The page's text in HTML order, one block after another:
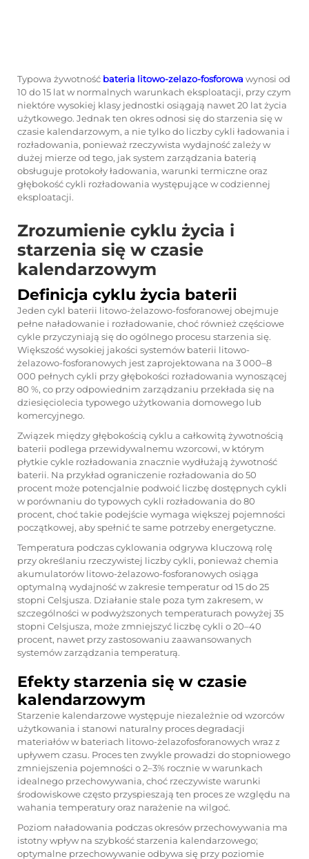
Typowa żywotność bateria litowo-zelazo-fosforowa wynosi od
10 do 15 lat w normalnych warunkach eksploatacji, przy czym
niektóre wysokiej klasy jednostki osiągają nawet 20 lat życia
użytkowego. Jednak ten okres odnosi się do starzenia się w
czasie kalendarzowym, a nie tylko do liczby cykli ładowania i
rozładowania, ponieważ rzeczywista wydajność zależy w
dużej mierze od tego, jak system zarządzania baterią
obsługuje protokoły ładowania, warunki termiczne oraz
głębokość cykli rozładowania występujące w codziennej
eksploatacji.
Zrozumienie cyklu życia i
starzenia się w czasie
kalendarzowym
Definicja cyklu życia baterii
Jeden cykl baterii litowo-żelazowo-fosforanowej obejmuje
pełne naładowanie i rozładowanie, choć również częściowe
cykle przyczyniają się do ogólnego procesu starzenia się.
Większość wysokiej jakości systemów baterii litowo-
żelazowo-fosforanowych jest zaprojektowana na 3 000–8
000 pełnych cykli przy głębokości rozładowania wynoszącej
80 %, co przy odpowiednim zarządzaniu przekłada się na
dziesięciolecia typowego użytkowania domowego lub
komercyjnego.
Związek między głębokością cyklu a całkowitą żywotnością
baterii podlega przewidywalnemu wzorcowi, w którym
płytkie cykle rozładowania znacznie wydłużają żywotność
baterii. Na przykład ograniczenie rozładowania do 50
procent może potencjalnie podwoić liczbę dostępnych cykli
w porównaniu do typowych cykli rozładowania do 80
procent, choć takie podejście wymaga większej pojemności
początkowej, aby spełnić te same potrzeby energetyczne.
Temperatura podczas cyklowania odgrywa kluczową rolę
przy określaniu rzeczywistej liczby cykli, ponieważ chemia
akumulatorów litowo-żelazowo-fosforanowych osiąga
optymalną wydajność w zakresie temperatur od 15 do 25
stopni Celsjusza. Działanie stale poza tym zakresem, w
szczególności w podwyższonych temperaturach powyżej 35
stopni Celsjusza, może zmniejszyć liczbę cykli o 20–40
procent, nawet przy zastosowaniu zaawansowanych
systemów zarządzania temperaturą.
Efekty starzenia się w czasie
kalendarzowym
Starzenie kalendarzowe występuje niezależnie od wzorców
użytkowania i stanowi naturalny proces degradacji
materiałów w bateriach litowo-żelazofosforanowych wraz z
upływem czasu. Proces ten zwykle prowadzi do stopniowego
zmniejszenia pojemności o 2–3% rocznie w warunkach
idealnego przechowywania, choć rzeczywiste warunki
środowiskowe często przyspieszają ten proces ze względu na
wahania temperatury oraz narażenie na wilgoć.
Poziom naładowania podczas okresów przechowywania ma
istotny wpływ na szybkość starzenia kalendarzowego;
optymalne przechowywanie odbywa się przy poziomie